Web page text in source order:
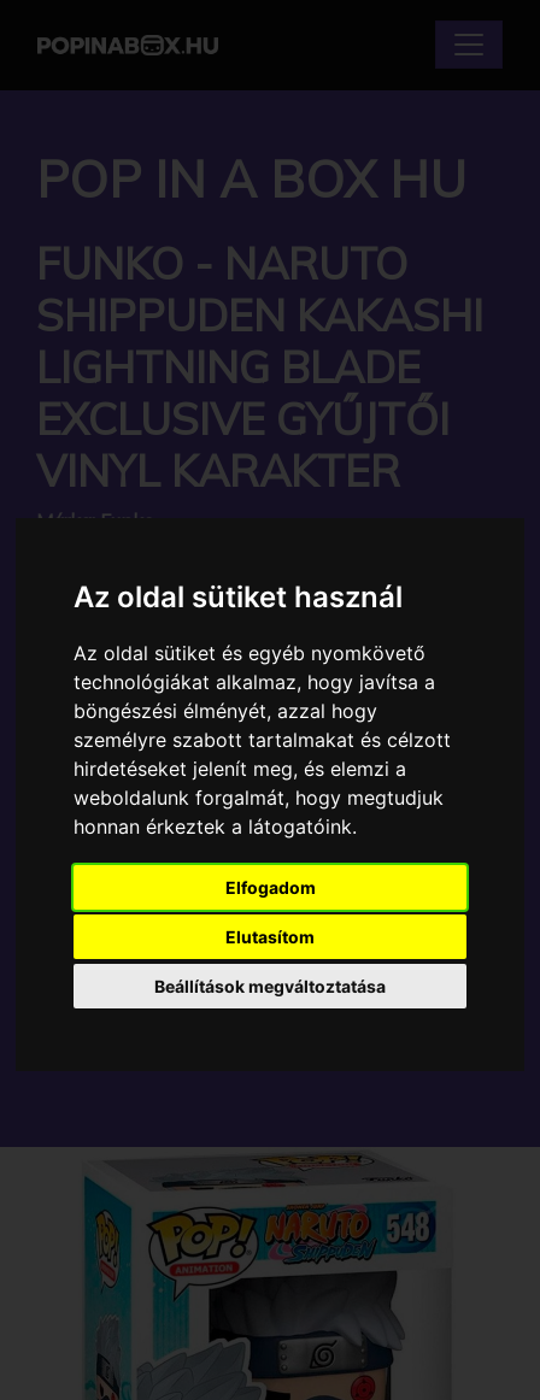
Az oldal sütiket használ
Az oldal sütiket és egyéb nyomkövető
technológiákat alkalmaz, hogy javítsa a
böngészési élményét, azzal hogy
személyre szabott tartalmakat és célzott
hirdetéseket jelenít meg, és elemzi a
weboldalunk forgalmát, hogy megtudjuk
honnan érkeztek a látogatóink.
Elfogadom
Elutasítom
Beállítások megváltoztatása
POP IN A BOX HU
FUNKO - NARUTO
SHIPPUDEN KAKASHI
LIGHTNING BLADE
EXCLUSIVE GYŰJTŐI
VINYL KARAKTER
Márka: Funko
Ára:8790 Ft
A Funko POP - Anime & Manga egyik népszerű
terméke a Funko - Naruto Shippuden Kakashi
Lightning Blade Exclusive gyűjtői vinyl karakter,
amely ablakos csomagolásban azaz - POP In a Box
- várja új gazdáját.
TOVÁBB A VÁSÁRLÁSRA
Tetszik? Osszd meg másokkal!